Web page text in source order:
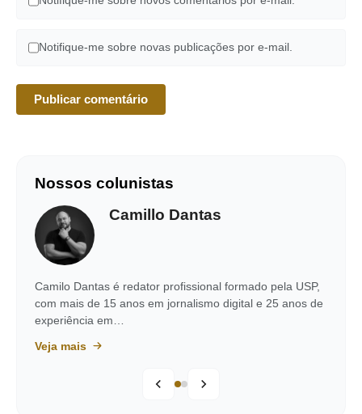
Notifique-me sobre novas publicações por e-mail.
Nossos colunistas
Camillo Dantas
Camilo Dantas é redator profissional formado pela USP,
com mais de 15 anos em jornalismo digital e 25 anos de
experiência em…
Veja mais